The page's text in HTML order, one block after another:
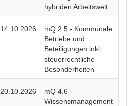
hybriden Arbeitswelt
14.10.2026
mQ 2.5 - Kommunale
Betriebe und
Beteiligungen inkl.
steuerrechtliche
Besonderheiten
20.10.2026
mQ 4.6 -
Wissensmanagement